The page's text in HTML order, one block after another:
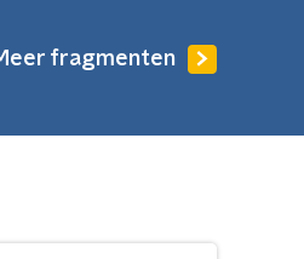
fragmenten